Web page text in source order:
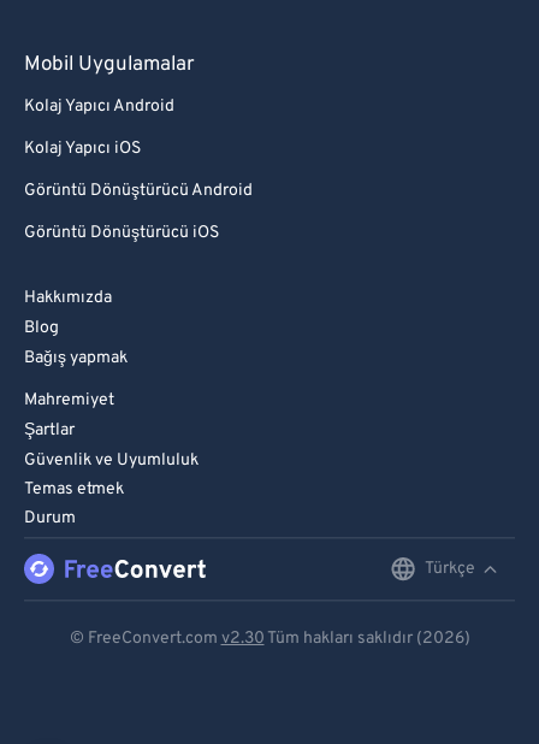
Mobil Uygulamalar
Kolaj Yapıcı Android
Kolaj Yapıcı iOS
Görüntü Dönüştürücü Android
Görüntü Dönüştürücü iOS
Hakkımızda
Blog
Bağış yapmak
Mahremiyet
Şartlar
Güvenlik ve Uyumluluk
Temas etmek
Durum
Türkçe
© FreeConvert.com v2.30 Tüm hakları saklıdır (2026)